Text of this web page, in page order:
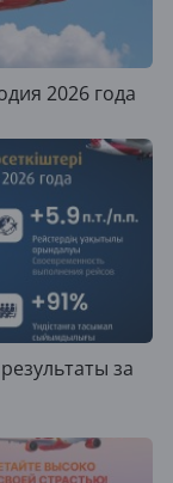
2026 года
за